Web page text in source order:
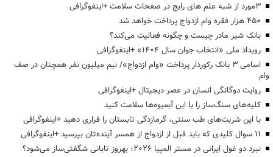
3مورد از شبه علم های رایج در صفحات سلامت +اینفوگرافی
۴۵۰ هزار فقره وام ازدواج پرداخت خواهد شد
بانک شیر مادر چیست و چگونه فعالیت می‌کند؟
رویداد ملی «انتخاب جوان سال ۱۴۰۴» +اینفوگرافی
اسامی ۳ بانک رکوردار پرداخت «وام ازدواج»/ نیم میلیون نفر همچنان در صف
وام
روایت دوگانگی انسان در عصر دیجیتال +اینفوگرافی
کلیه‌های سنگ‌ساز را با این آبمیوه‌ها سلامت کنید
با این شربت‌های طب سنتی، گرمازدگی تابستان را فراری دهید +اینفوگرافی
۱۱ سوال کلیدی که باید قبل از ازدواج از همسر آینده‌تان بپرسید +اینفوگرافی
نبرد دو غول ایرانی در مستر المپیا ۲۰۲۶؛ بهروز تابانی شگفتی‌ساز می‌شود؟